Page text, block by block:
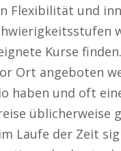
Flexibilität und
Kurse
Ort angeboten
haben und oft
üblicherweise
Laufe der Zeit